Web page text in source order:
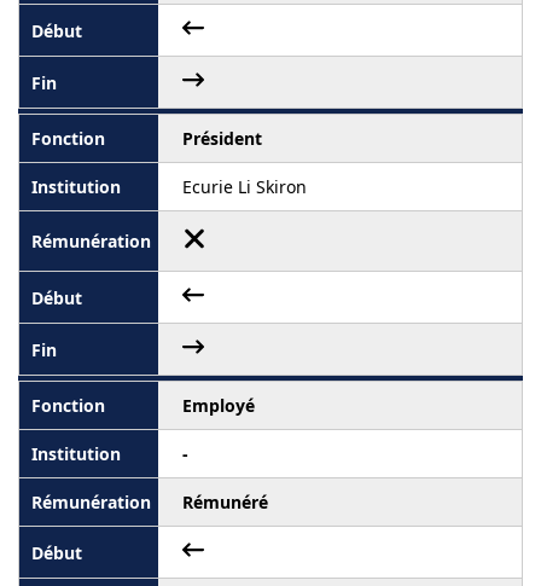
Président
Ecurie Li Skiron
Employé
-
Rémunéré